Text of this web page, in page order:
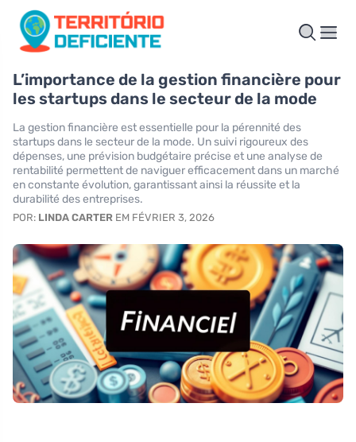
L’importance de la gestion financière pour
les startups dans le secteur de la mode
La gestion financière est essentielle pour la pérennité des
startups dans le secteur de la mode. Un suivi rigoureux des
dépenses, une prévision budgétaire précise et une analyse de
rentabilité permettent de naviguer efficacement dans un marché
en constante évolution, garantissant ainsi la réussite et la
durabilité des entreprises.
POR: LINDA CARTER EM FÉVRIER 3, 2026